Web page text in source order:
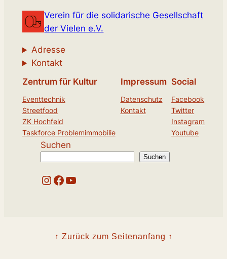
Verein für die solidarische Gesellschaft
der Vielen e.V.
Adresse
Kontakt
Zentrum für Kultur
Eventtechnik
Streetfood
ZK Hochfeld
Taskforce Problemimmobilie
Impressum
Datenschutz
Kontakt
Social
Facebook
Twitter
Instagram
Youtube
Suchen
Suchen
Instagram Facebook YouTube
↑ Zurück zum Seitenanfang ↑